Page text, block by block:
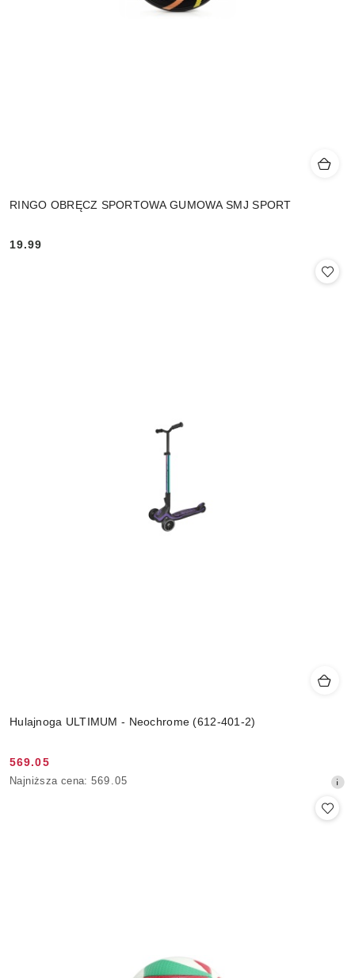
RINGO OBRĘCZ SPORTOWA GUMOWA SMJ SPORT
Cena:
19.99
Hulajnoga ULTIMUM - Neochrome (612-401-2)
Cena
promocyjna:
569.05
Najniższa
Najniższa cena: 569.05